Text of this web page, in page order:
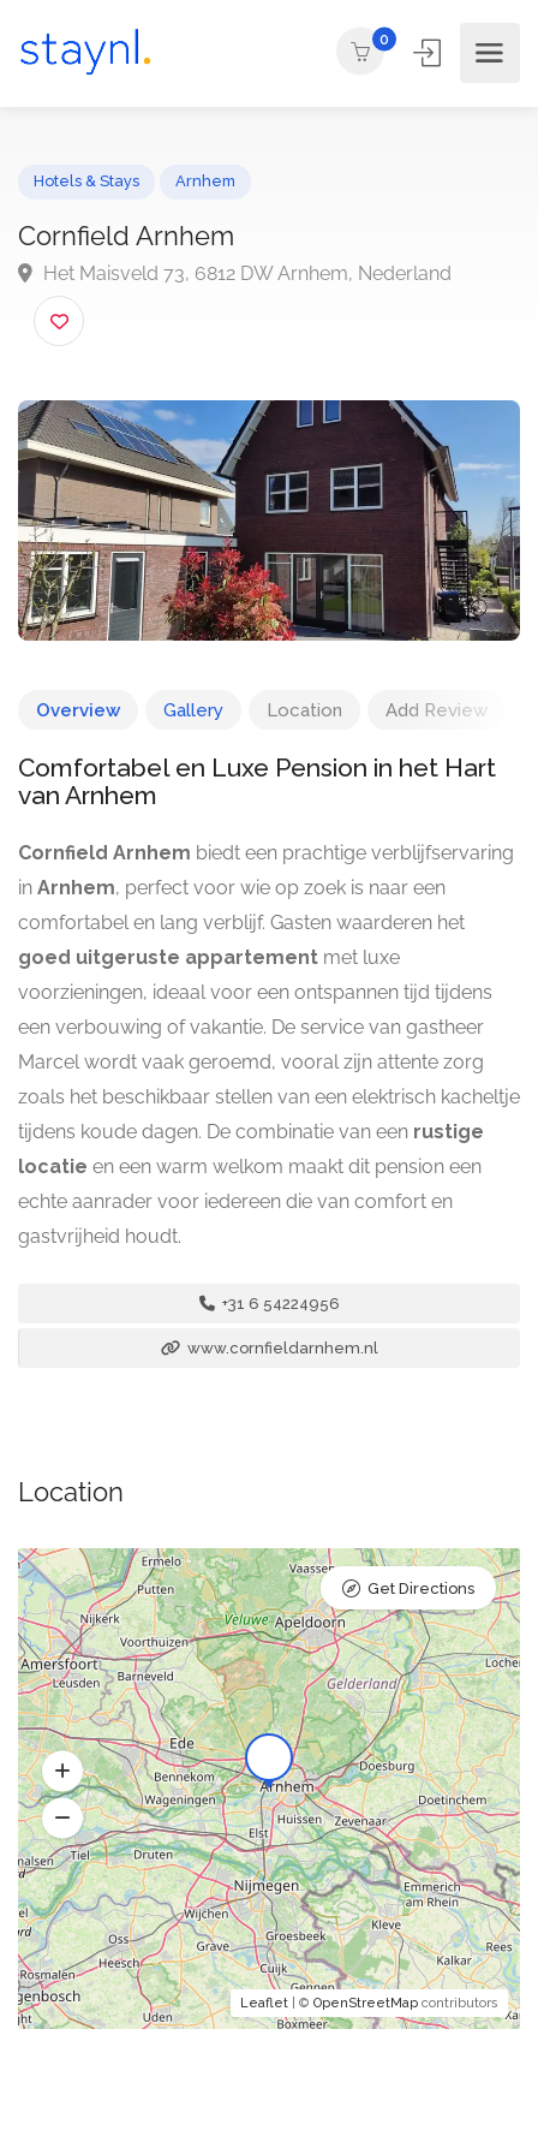
0
Cornfield Arnhem
Het Maisveld 73, 6812 DW Arnhem, Nederland
Overview Gallery Location Add Review
Comfortabel en Luxe Pension in het Hart
van Arnhem
Cornfield Arnhem biedt een prachtige verblijfservaring
in Arnhem, perfect voor wie op zoek is naar een
comfortabel en lang verblijf. Gasten waarderen het
goed uitgeruste appartement met luxe
voorzieningen, ideaal voor een ontspannen tijd tijdens
een verbouwing of vakantie. De service van gastheer
Marcel wordt vaak geroemd, vooral zijn attente zorg
zoals het beschikbaar stellen van een elektrisch kacheltje
tijdens koude dagen. De combinatie van een rustige
locatie en een warm welkom maakt dit pension een
echte aanrader voor iedereen die van comfort en
gastvrijheid houdt.
+31 6 54224956
www.cornfieldarnhem.nl
Location
Leaflet | © OpenStreetMap contributors
Get Directions